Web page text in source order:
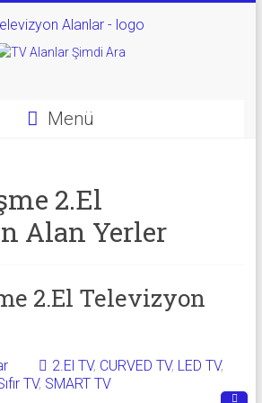
Menü
2.El
Alan Yerler
2.El Televizyon
2.El TV, CURVED TV, LED TV,
TV, SMART TV